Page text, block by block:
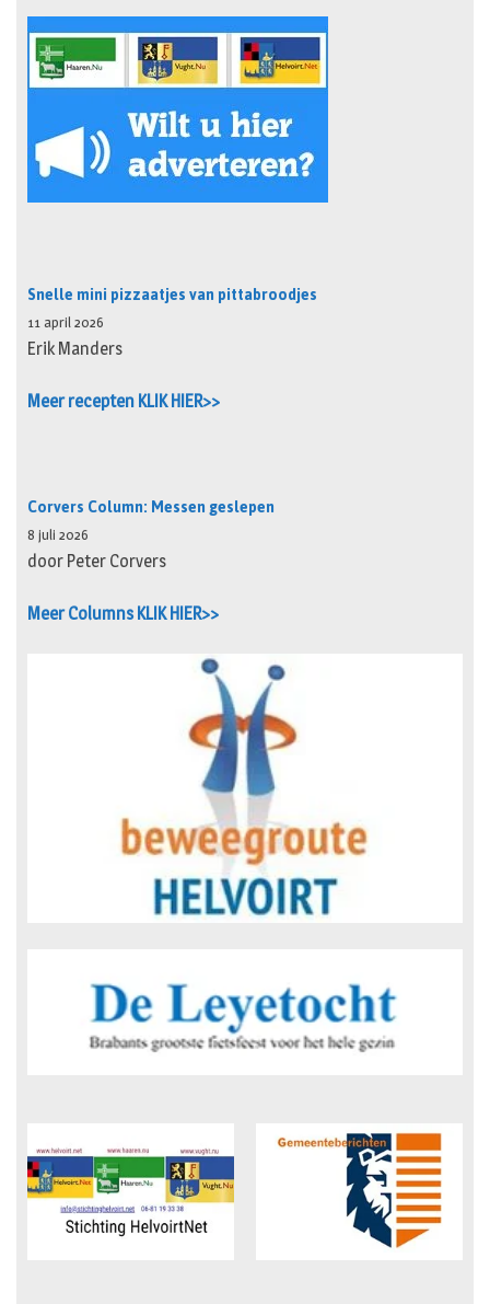
Snelle mini pizzaatjes van pittabroodjes
11 april 2026
Erik Manders
Meer recepten KLIK HIER>>
Corvers Column: Messen geslepen
8 juli 2026
door Peter Corvers
Meer Columns KLIK HIER>>